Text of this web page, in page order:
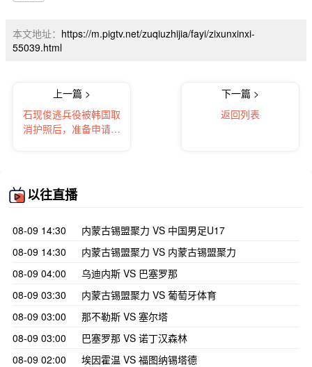
本文地址： https://m.pigtv.net/zuqiuzhijia/fayi/zixunxinxi-
55039.html
上一篇 >
石现俊逃兵役被韩国取
消护照后，准备申请入
下一篇 >
返回列表
以往直播
08-09 14:30
内蒙古锡盟聚力 VS 中国男足U17
08-09 14:30
内蒙古锡盟聚力 VS 内蒙古锡盟聚力
08-09 04:00
乌迪内斯 VS 巴塞罗那
08-09 03:30
内蒙古锡盟聚力 VS 葡萄牙体育
08-09 03:00
那不勒斯 VS 塞尔塔
08-09 03:00
巴塞罗那 VS 诺丁汉森林
08-09 02:00
埃因霍温 VS 福图纳锡塔德